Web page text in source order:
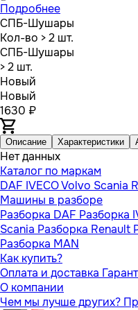
Подробнее
СПБ-Шушары
Кол-во > 2 шт.
СПБ-Шушары
> 2 шт.
Новый
Новый
1630 ₽
Описание Характеристики
Нет данных
Каталог по маркам
DAF IVECOVolvo Scania
Машины в разборе
Разборка DAF Разборка
Scania Разборка Renault
Разборка MAN
Как купить?
Оплата и доставка
О компании
Чем мы лучше других?